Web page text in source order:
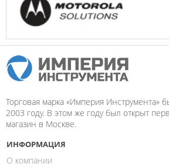
Торговая марка «Империя Инструмента»
2003 году. В этом же году был открыт
магазин в Москве.
ИНФОРМАЦИЯ
О компании